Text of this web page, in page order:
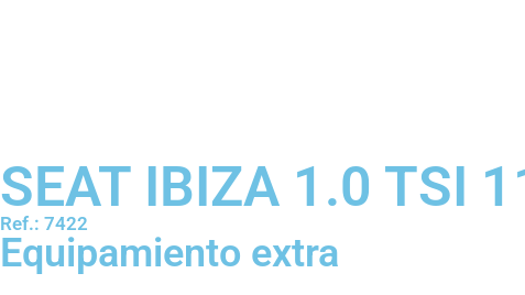
SEAT IBIZA 1.0 TSI
Ref.: 7422
Equipamiento extra